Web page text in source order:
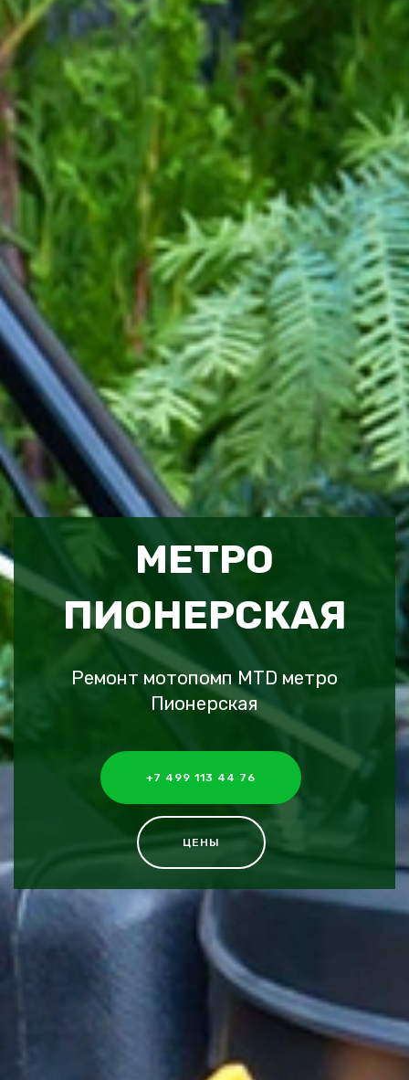
МЕТРО
ПИОНЕРСКАЯ
Ремонт мотопомп MTD метро
Пионерская
+7 499 113 44 76
ЦЕНЫ